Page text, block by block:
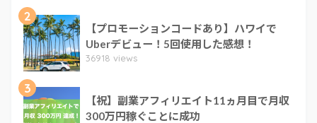
2
【プロモーションコードあり】ハワイで
Uberデビュー！5回使用した感想！
36918 views
3
【祝】副業アフィリエイト11ヵ月目で月収
300万円稼ぐことに成功